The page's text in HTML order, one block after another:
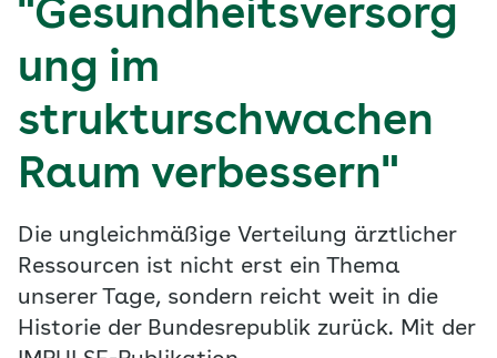
"Gesundheitsversorg
ung im
strukturschwachen
Raum verbessern"
Die ungleichmäßige Verteilung ärztlicher
Ressourcen ist nicht erst ein Thema
unserer Tage, sondern reicht weit in die
Historie der Bundesrepublik zurück. Mit der